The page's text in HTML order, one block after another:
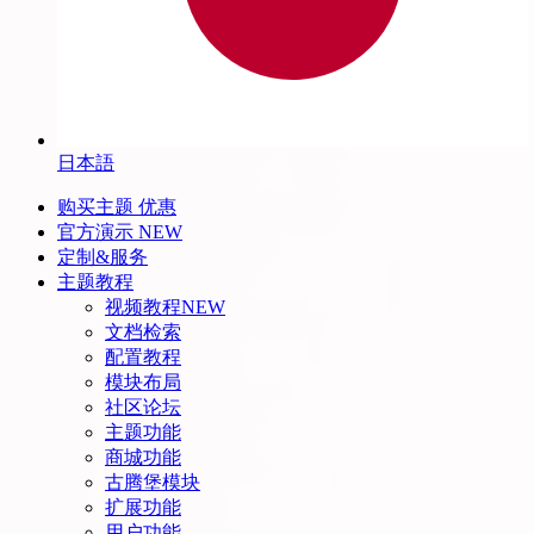
日本語
购买主题 优惠
官方演示 NEW
定制&服务
主题教程
视频教程NEW
文档检索
配置教程
模块布局
社区论坛
主题功能
商城功能
古腾堡模块
扩展功能